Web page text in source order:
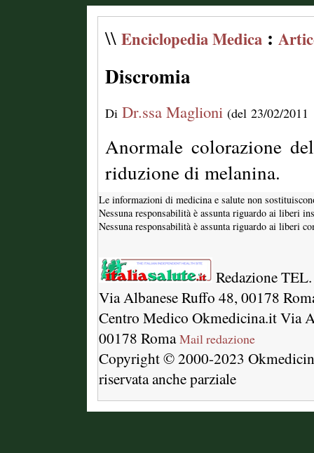
\\ Enciclopedia Medica :
Discromia
Di Dr.ssa Maglioni (del 23/02/
Anormale colorazione
riduzione di melanina.
Le informazioni di medicina e salute non
Nessuna responsabilità è assunta riguardo ai liberi
Nessuna responsabilità è assunta riguardo ai liberi
Redazione
Via Albanese Ruffo 48, 00178
Centro Medico Okmedicina.it Via
00178 RomaMail redazione
Copyright © 2000-2023
riservata anche parziale